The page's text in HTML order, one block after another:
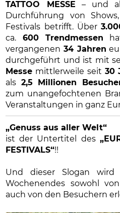
TATTOO MESSE – und
Durchführung von
Festivals betrifft. Über
ca. 600 Trendmessen
vergangenen 34 Jahren
durchgeführt und ist mit
Messe mittlerweile seit 30
als 2,5 Millionen
zum unangefochtenen
Veranstaltungen in ganz
„Genuss aus aller Welt“
ist der Untertitel des
FESTIVALS“!!
Und dieser Slogan wird
Wochenendes sowohl
auch von den Besuchern